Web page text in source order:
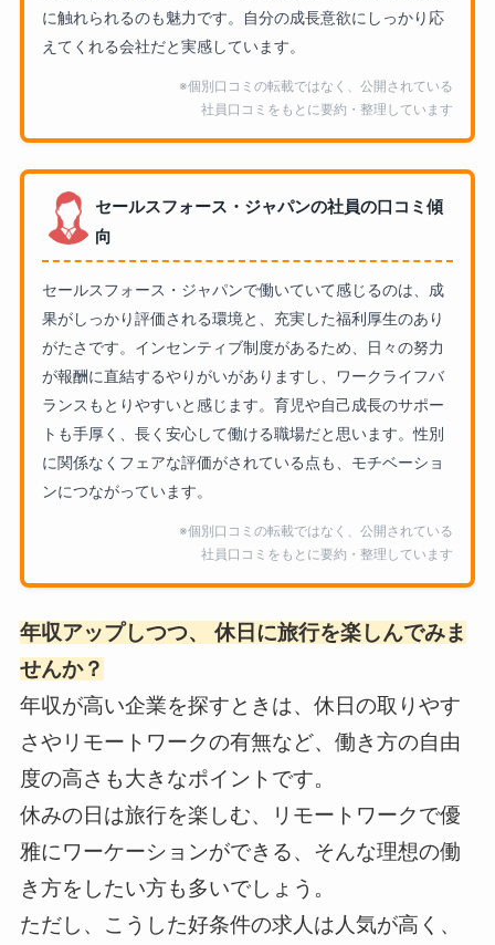
に触れられるのも魅力です。自分の成長意欲にしっかり応
えてくれる会社だと実感しています。
※個別口コミの転載ではなく、公開されている
社員口コミをもとに要約・整理しています
セールスフォース・ジャパンの社員の口コミ傾
向
セールスフォース・ジャパンで働いていて感じるのは、成
果がしっかり評価される環境と、充実した福利厚生のあり
がたさです。インセンティブ制度があるため、日々の努力
が報酬に直結するやりがいがありますし、ワークライフバ
ランスもとりやすいと感じます。育児や自己成長のサポー
トも手厚く、長く安心して働ける職場だと思います。性別
に関係なくフェアな評価がされている点も、モチベーショ
ンにつながっています。
※個別口コミの転載ではなく、公開されている
社員口コミをもとに要約・整理しています
年収アップしつつ、 休日に旅行を楽しんでみま
せんか？
年収が高い企業を探すときは、休日の取りやす
さやリモートワークの有無など、働き方の自由
度の高さも大きなポイントです。
休みの日は旅行を楽しむ、リモートワークで優
雅にワーケーションができる、そんな理想の働
き方をしたい方も多いでしょう。
ただし、こうした好条件の求人は人気が高く、